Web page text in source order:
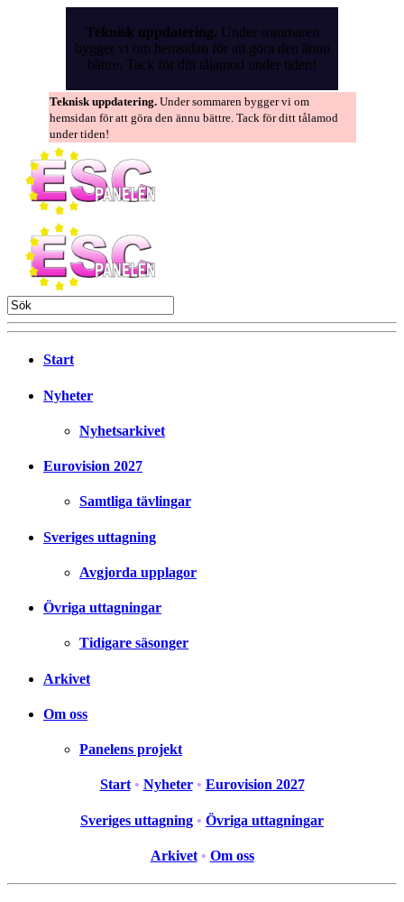
Teknisk uppdatering. Under sommaren
bygger vi om hemsidan för att göra den ännu
bättre. Tack för ditt tålamod under tiden!
Teknisk uppdatering. Under sommaren bygger vi om
hemsidan för att göra den ännu bättre. Tack för ditt tålamod
under tiden!
Start
Nyheter
Nyhetsarkivet
Eurovision 2027
Samtliga tävlingar
Sveriges uttagning
Avgjorda upplagor
Övriga uttagningar
Tidigare säsonger
Arkivet
Om oss
Panelens projekt
Start • Nyheter • Eurovision 2027
Sveriges uttagning • Övriga uttagningar
Arkivet • Om oss